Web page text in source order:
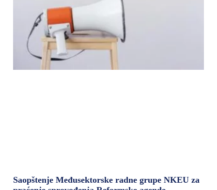
Saopštenje Međusektorske radne grupe NKEU za